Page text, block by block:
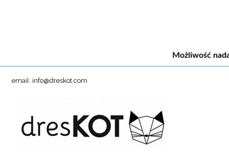
Możliwość
email: info@dreskot.com